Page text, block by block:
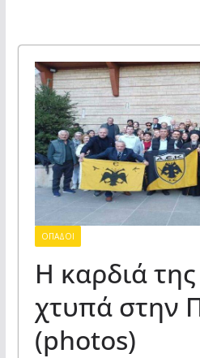
ΟΠΑΔΟΙ
Η καρδιά
χτυπά στην
(photos)